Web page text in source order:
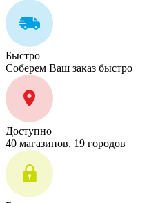
Быстро
Соберем Ваш заказ быстро
Доступно
40 магазинов, 19 городов